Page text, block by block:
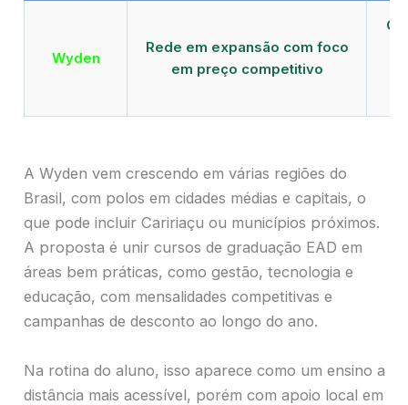
Wyden
Rede em expansão com foco
em preço competitivo
A Wyden vem crescendo em várias regiões do
Brasil, com polos em cidades médias e capitais, o
que pode incluir Caririaçu ou municípios próximos.
A proposta é unir cursos de graduação EAD em
áreas bem práticas, como gestão, tecnologia e
educação, com mensalidades competitivas e
campanhas de desconto ao longo do ano.
Na rotina do aluno, isso aparece como um ensino a
distância mais acessível, porém com apoio local em